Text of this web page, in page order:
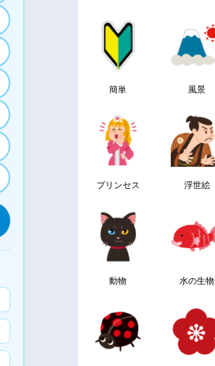
簡単 風景
プリンセス 浮世絵
動物 水の生物